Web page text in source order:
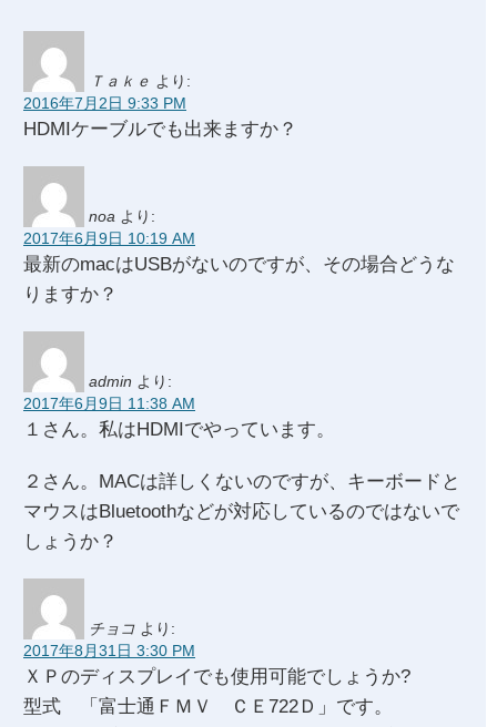
Ｔａｋｅ より:
2016年7月2日 9:33 PM
HDMIケーブルでも出来ますか？
noa より:
2017年6月9日 10:19 AM
最新のmacはUSBがないのですが、その場合どうな
りますか？
admin より:
2017年6月9日 11:38 AM
１さん。私はHDMIでやっています。
２さん。MACは詳しくないのですが、キーボードと
マウスはBluetoothなどが対応しているのではないで
しょうか？
チョコ より:
2017年8月31日 3:30 PM
ＸＰのディスプレイでも使用可能でしょうか?
型式 「富士通ＦＭＶ ＣＥ722Ｄ」です。